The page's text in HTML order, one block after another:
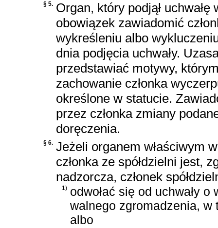
§ 5. Organ, który podjął
obowiązek zawiadomić
wykreśleniu albo
dnia podjęcia uchwały.
przedstawiać motywy,
zachowanie członka
określone w statucie.
przez członka zmiany
doręczenia.
§ 6. Jeżeli organem właściwym
członka ze spółdzielni jest,
nadzorcza, członek
1) odwołać się od uchwały
walnego zgromadzenia,
albo